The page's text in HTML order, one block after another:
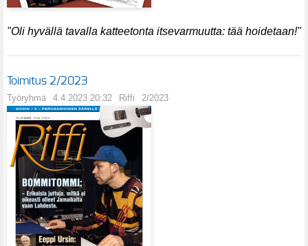
"Oli hyvällä tavalla katteetonta itsevarmuutta: tää hoidetaan!"
Toimitus 2/2023
Työryhmä 4.4.2023 20:32 Riffi 2/2023